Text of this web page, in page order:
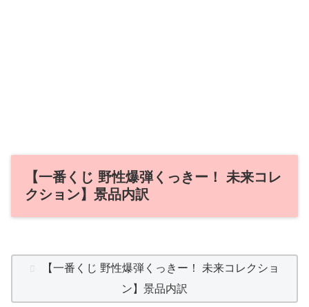
【一番くじ 野性爆弾くっきー！ 未来コレ
クション】景品内訳
【一番くじ 野性爆弾くっきー！ 未来コレクショ
ン】景品内訳